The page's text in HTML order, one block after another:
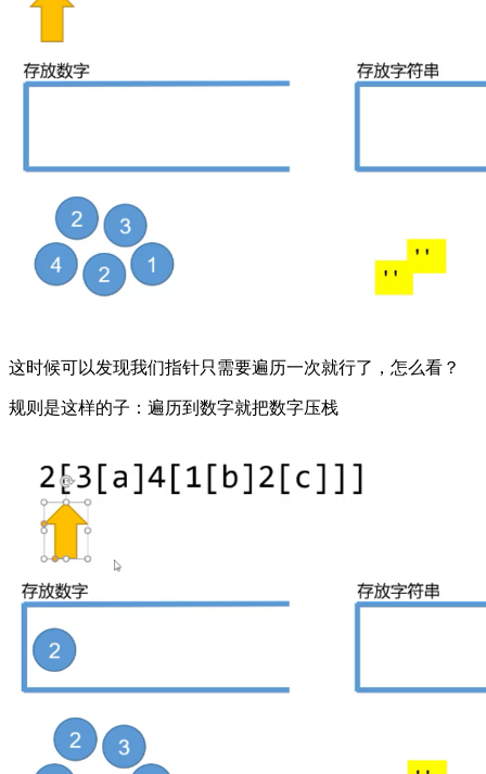
这时候可以发现我们指针只需要遍历一次就行了，怎么看？
规则是这样的子：遍历到数字就把数字压栈